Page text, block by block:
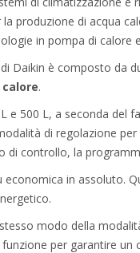
produzione di acqua
in pompa di
Daikin è composto da
.
e 500 L, a seconda del
di regolazione
di controllo, la
economica in assoluto.
modo della
per garantire